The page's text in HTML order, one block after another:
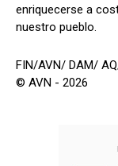
enriquecerse a
nuestro pueblo.
FIN/AVN/ DAM/
© AVN - 2026